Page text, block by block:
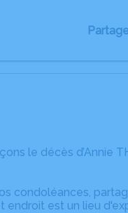
le décès d’Annie
condoléances,
est un lieu